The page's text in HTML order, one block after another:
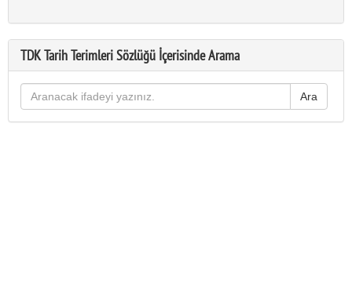
TDK Tarih Terimleri Sözlüğü İçerisinde Arama